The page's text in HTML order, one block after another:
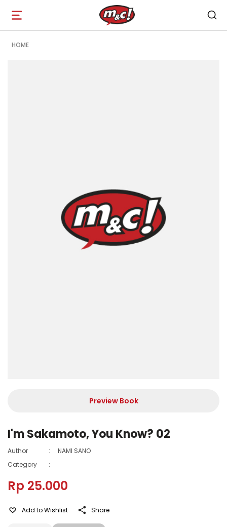
Open
navigation
HOME
Preview Book
I'm Sakamoto, You Know? 02
Author :
NAMI SANO
Category
:
Rp 25.000
Add to Wishlist Share